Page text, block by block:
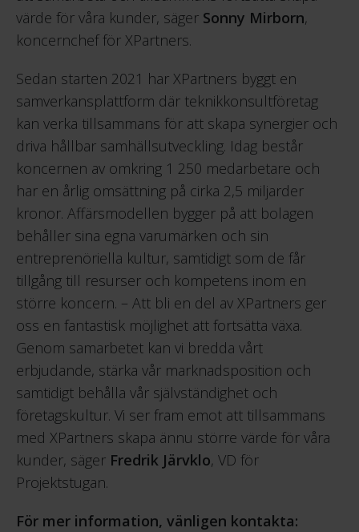
värde för våra kunder, säger Sonny Mirborn,
koncernchef för XPartners.
Sedan starten 2021 har XPartners byggt en
samverkansplattform där teknikkonsultföretag
kan verka tillsammans för att skapa synergier och
driva hållbar samhällsutveckling. Idag består
koncernen av omkring 1 250 medarbetare och
har en årlig omsättning på cirka 2,5 miljarder
kronor. Affärsmodellen bygger på att bolagen
behåller sina egna varumärken och sin
entreprenöriella kultur, samtidigt som de får
tillgång till resurser och kompetens inom en
större koncern. – Att bli en del av XPartners ger
oss en fantastisk möjlighet att fortsätta växa.
Genom samarbetet kan vi bredda vårt
erbjudande, stärka vår marknadsposition och
samtidigt behålla vår självständighet och
företagskultur. Vi ser fram emot att tillsammans
med XPartners skapa ännu större värde för våra
kunder, säger Fredrik Järvklo, VD för
Projektstugan.
För mer information, vänligen kontakta: